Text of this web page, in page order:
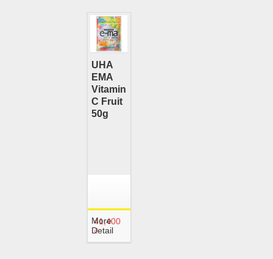
UHA
EMA
Vitamin
C Fruit
50g
41,400
₫
More
Detail